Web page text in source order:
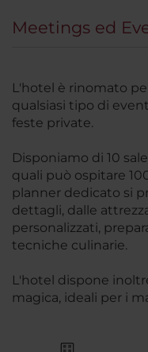
Meetings ed
L'hotel è rinomato
qualsiasi tipo di
feste private.
Disponiamo di 10
quali può ospitare
planner dedicato si
dettagli, dalle
personalizzati,
tecniche culinarie.
L'hotel dispone
magica, ideali per i